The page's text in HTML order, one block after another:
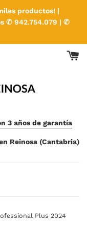
productos! |
✆ 942.754.079 | ✆
3 años de garantía
Reinosa (Cantabria)
Plus 2024